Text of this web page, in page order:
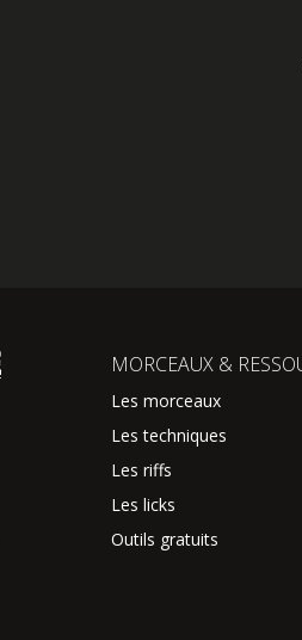
MORCEAUX &
Les morceaux
Les techniques
Les riffs
Les licks
Outils gratuits